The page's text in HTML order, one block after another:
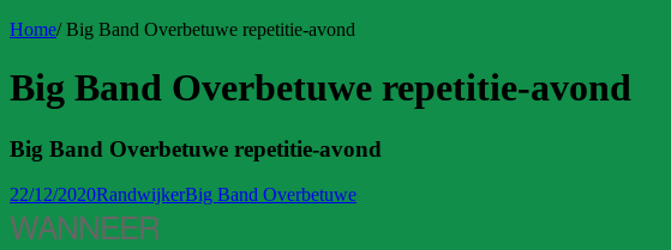
Home/Big Band Overbetuwe repetitie-avond
Big Band Overbetuwe repetitie-avond
Big Band Overbetuwe repetitie-avond
22/12/2020RandwijkerBig Band Overbetuwe
WANNEER